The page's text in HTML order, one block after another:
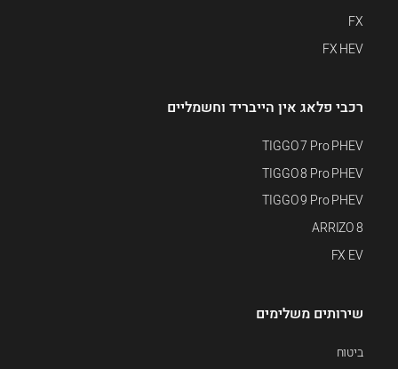
FX
FX HEV
רכבי פלאג אין הייבריד וחשמליים
TIGGO 7 Pro PHEV
TIGGO 8 Pro PHEV
TIGGO 9 Pro PHEV
ARRIZO 8
FX EV
שירותים משלימים
ביטוח